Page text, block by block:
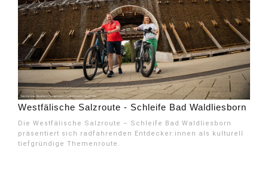
Westfälische Salzroute - Schleife Bad Waldliesborn
Die Westfälische Salzroute – Schleife Bad Waldliesborn
präsentiert sich radfahrenden Entdecker:innen als kulturell
tiefgründige Themenroute.